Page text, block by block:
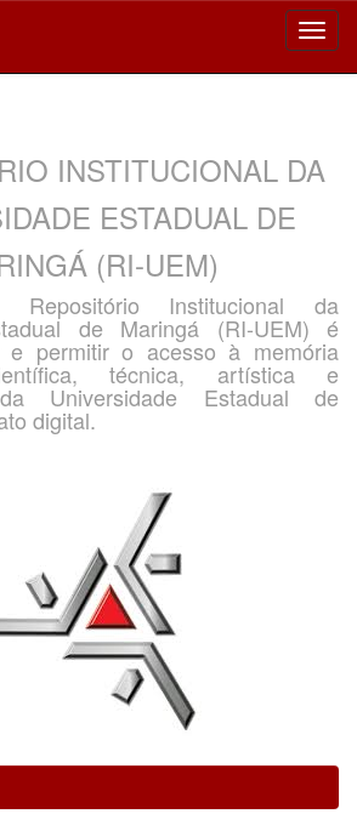
INSTITUCIONAL DA
ESTADUAL DE
(RI-UEM)
Institucional da
de Maringá (RI-UEM) é
e permitir o acesso à memória
técnica, artística e
Universidade Estadual de
digital.